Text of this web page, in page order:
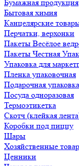
Бумажная продукция
Бытовая химия
Канцелярские
Перчатки, верхонки
Пакеты Весёлое
Пакеты Честная
Упаковка для
Пленка упаковочная
Подарочная
Посуда одноразовая
Термоэтикетка
Скотч (клейкая
Коробки под пиццу
Шары
Хозяйственные
Ценники